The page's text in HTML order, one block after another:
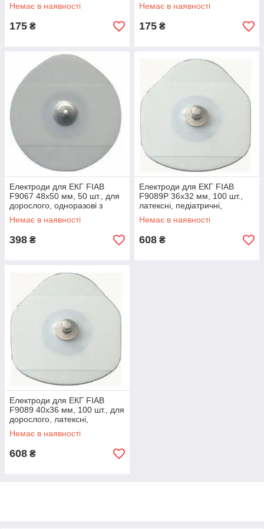
Немає в наявності
175 ₴
Немає в наявності
175 ₴
Електроди для ЕКГ FIAB
F9067 48х50 мм, 50 шт., для
дорослого, одноразові з
рідким гелем, Італія
Немає в наявності
398 ₴
Електроди для ЕКГ FIAB
F9089P 36х32 мм, 100 шт.,
латексні, педіатричні,
одноразові з твердим гелем,
Італія
Немає в наявності
608 ₴
Електроди для ЕКГ FIAB
F9089 40х36 мм, 100 шт., для
дорослого, латексні,
одноразові з твердим гелем,
Італія
Немає в наявності
608 ₴